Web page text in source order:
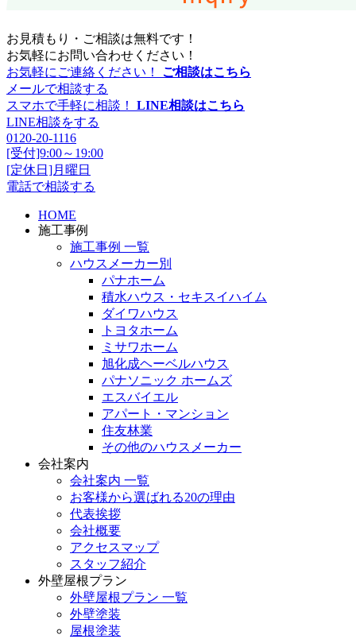
お見積もり・ご相談は無料です！
お気軽にお問い合わせください！
お気軽にご連絡ください！ ご相談はこちら
メールで相談する
スマホで手軽に相談！ LINE相談はこちら
LINE相談をする
0120-20-1116
[受付]9:00～19:00
[定休日]月曜日
電話で相談する
HOME
施工事例
施工事例 一覧
ハウスメーカー別
パナホーム
積水ハウス・セキスイハイム
ダイワハウス
トヨタホーム
ミサワホーム
旭化成ヘーベルハウス
パナソニック ホームズ
エスバイエル
アパート・マンション
住友林業
その他のハウスメーカー
会社案内
会社案内 一覧
お客様から選ばれる20の理由
代表挨拶
会社概要
アクセスマップ
スタッフ紹介
外壁屋根プラン
外壁屋根プラン 一覧
外壁塗装
屋根塗装